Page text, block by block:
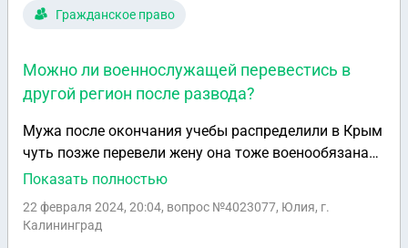
Гражданское право
Можно ли военнослужащей перевестись в
другой регион после развода?
Мужа после окончания учебы распределили в Крым
чуть позже перевели жену она тоже военообязаная,
сейчас супруги разводяться можно ли обратно
как это сделать?
Показать полностью
22 февраля 2024, 20:04, вопрос №4023077, Юлия, г.
Калининград